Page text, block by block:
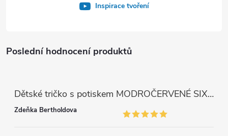
Poslední hodnocení produktů
Dětské tričko s potiskem MODROČERVENÉ SIX SEVEN 67
Zdeňka Bertholdova
Inspirace tvoření